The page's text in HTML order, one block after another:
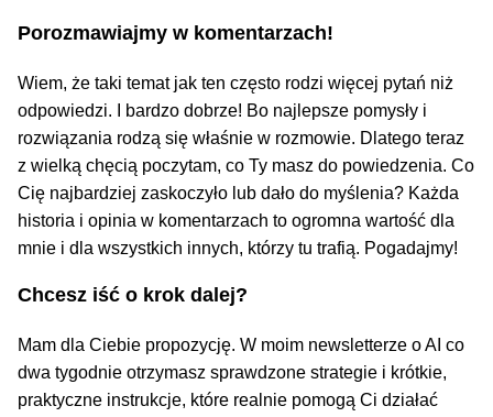
Porozmawiajmy w komentarzach!
Wiem, że taki temat jak ten często rodzi więcej pytań niż
odpowiedzi. I bardzo dobrze! Bo najlepsze pomysły i
rozwiązania rodzą się właśnie w rozmowie. Dlatego teraz
z wielką chęcią poczytam, co Ty masz do powiedzenia. Co
Cię najbardziej zaskoczyło lub dało do myślenia? Każda
historia i opinia w komentarzach to ogromna wartość dla
mnie i dla wszystkich innych, którzy tu trafią. Pogadajmy!
Chcesz iść o krok dalej?
Mam dla Ciebie propozycję. W moim newsletterze o AI co
dwa tygodnie otrzymasz sprawdzone strategie i krótkie,
praktyczne instrukcje, które realnie pomogą Ci działać